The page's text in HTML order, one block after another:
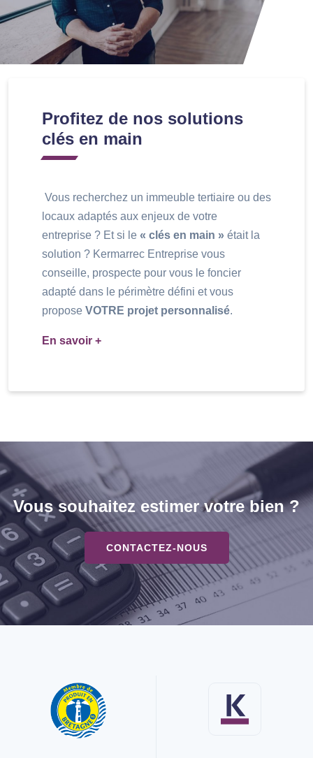
Profitez de nos solutions
clés en main
Vous recherchez un immeuble tertiaire ou des
locaux adaptés aux enjeux de votre
entreprise ? Et si le « clés en main » était la
solution ? Kermarrec Entreprise vous
conseille, prospecte pour vous le foncier
adapté dans le périmètre défini et vous
propose VOTRE projet personnalisé.
En savoir +
Vous souhaitez estimer votre bien ?
CONTACTEZ-NOUS